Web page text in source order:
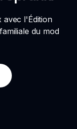
avec l'Édition
du mod